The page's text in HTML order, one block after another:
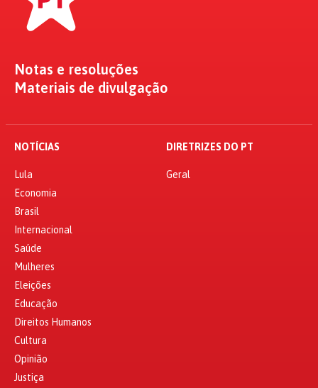
Notas e resoluções
Materiais de divulgação
NOTÍCIAS
Lula
Economia
Brasil
Internacional
Saúde
Mulheres
Eleições
Educação
Direitos Humanos
Cultura
Opinião
Justiça
DIRETRIZES DO PT
Geral